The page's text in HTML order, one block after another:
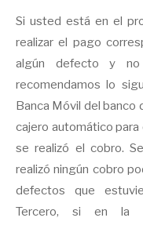
Si usted está en el
realizar el pago
algún defecto y
recomendamos lo
Banca Móvil del banco
cajero automático
se realizó el cobro.
realizó ningún cobro
defectos que
Tercero, si en la